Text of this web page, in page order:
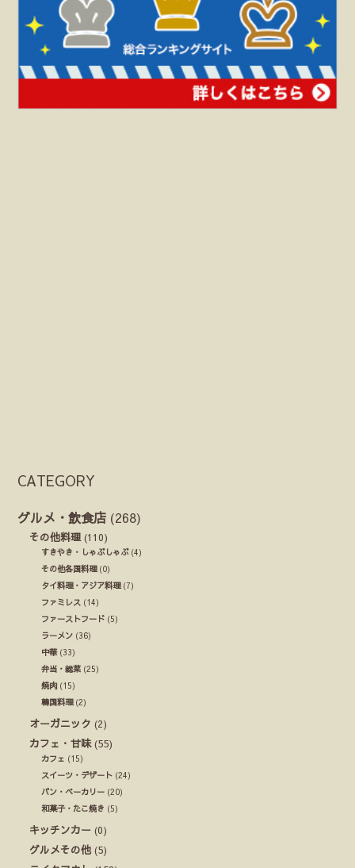
CATEGORY
グルメ・飲食店 (268)
その他料理 (110)
すきやき・しゃぶしゃぶ(4)
その他各国料理(0)
タイ料理・アジア料理(7)
ファミレス (14)
ファーストフード (5)
ラーメン (36)
中華(33)
弁当・総菜 (25)
焼肉 (15)
韓国料理(2)
オーガニック (2)
カフェ・甘味(55)
カフェ (15)
スイーツ・デザート (24)
パン・ベーカリー (20)
和菓子・たこ焼き (5)
キッチンカー (0)
グルメその他 (5)